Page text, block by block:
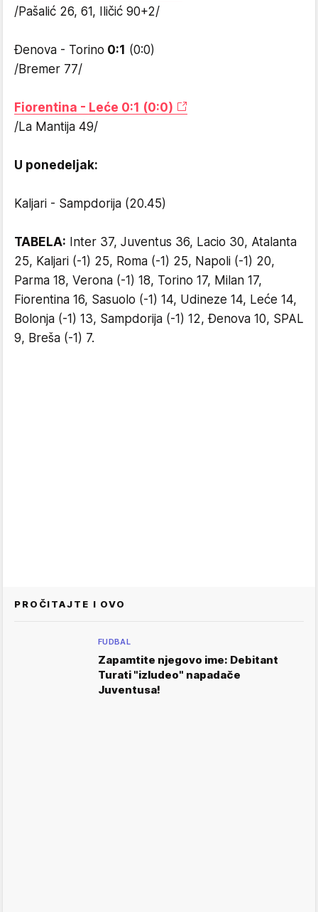
/Pašalić 26, 61, Iličić 90+2/
Đenova - Torino 0:1 (0:0)
/Bremer 77/
Fiorentina - Leće 0:1 (0:0)
/La Mantija 49/
U ponedeljak:
Kaljari - Sampdorija (20.45)
TABELA: Inter 37, Juventus 36, Lacio 30, Atalanta
25, Kaljari (-1) 25, Roma (-1) 25, Napoli (-1) 20,
Parma 18, Verona (-1) 18, Torino 17, Milan 17,
Fiorentina 16, Sasuolo (-1) 14, Udineze 14, Leće 14,
Bolonja (-1) 13, Sampdorija (-1) 12, Đenova 10, SPAL
9, Breša (-1) 7.
PROČITAJTE I OVO
FUDBAL
Zapamtite njegovo ime: Debitant
Turati "izludeo" napadače
Juventusa!